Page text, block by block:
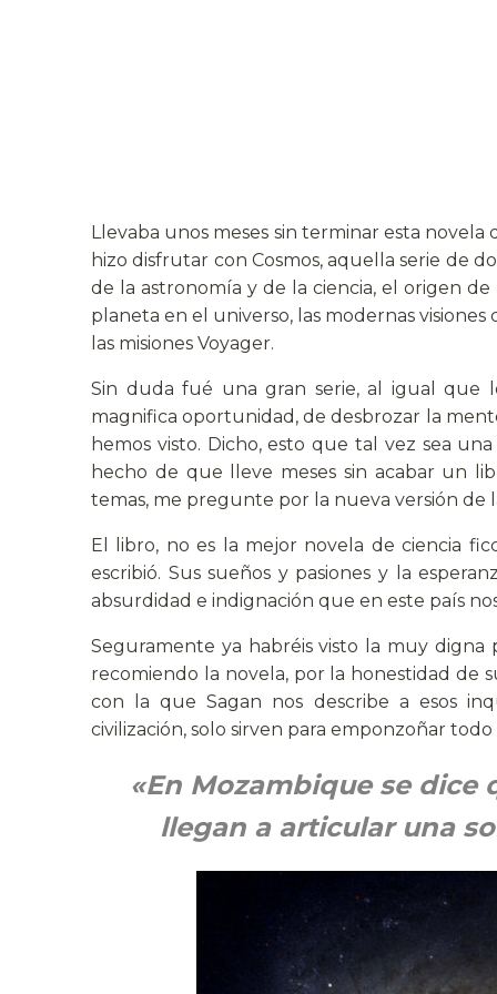
Llevaba unos meses sin terminar esta
hizo disfrutar con Cosmos, aquella serie de
de la astronomía y de la ciencia, el origen
planeta en el universo, las modernas
las misiones Voyager.
Sin duda fué una gran serie, al igual que
magnifica oportunidad, de desbrozar la
hemos visto. Dicho, esto que tal vez sea
hecho de que lleve meses sin acabar un
temas, me pregunte por la nueva versión de
El libro, no es la mejor novela de ciencia
escribió. Sus sueños y pasiones y la
absurdidad e indignación que en este país
Seguramente ya habréis visto la muy
recomiendo la novela, por la honestidad de
con la que Sagan nos describe a esos
civilización, solo sirven para emponzoñar
«En Mozambique se dice
llegan a articular una